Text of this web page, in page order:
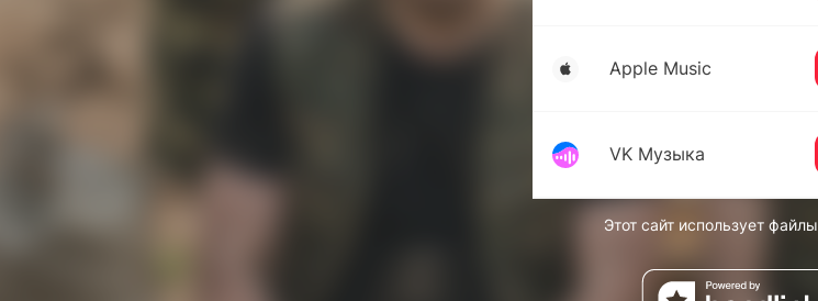
Apple Music
VK Музыка
Этот сайт использует файлы